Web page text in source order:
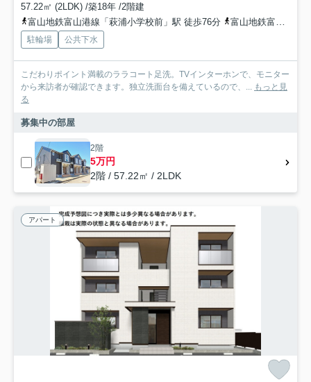
57.22㎡ (2LDK) /築18年 /2階建
富山地鉄富山港線「萩浦小学校前」駅 徒歩76分
富山地鉄富山港線「蓮町（馬場記念公園）」駅 徒歩78分
駐輪場 公共下水
こだわりポイント満載のララコート足洗。TVインターホンで、モニター
から来訪者が確認できます。独立洗面台を備えているので、... もっと見
る
募集中の部屋
2階
5万円
2階 / 57.22㎡ / 2LDK
アパート